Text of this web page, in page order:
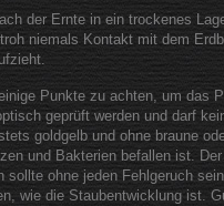
der Ernte in ein trockenes
niemals Kontakt mit dem
Punkte zu achten, um das
geprüft werden und darf
goldgelb und ohne braune
und Bakterien befallen ist.
sollte ohne jeden Fehlgeruch
wie die Staubentwicklung ist.